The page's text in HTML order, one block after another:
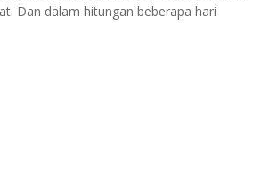
Dan dalam hitungan beberapa hari